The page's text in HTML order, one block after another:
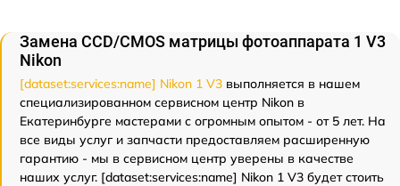
Замена CCD/CMOS матрицы фотоаппарата 1 V3
Nikon
[dataset:services:name] Nikon 1 V3 выполняется в нашем
специализированном сервисном центр Nikon в
Екатеринбурге мастерами с огромным опытом - от 5 лет. На
все виды услуг и запчасти предоставляем расширенную
гарантию - мы в сервисном центр уверены в качестве
наших услуг. [dataset:services:name] Nikon 1 V3 будет стоить